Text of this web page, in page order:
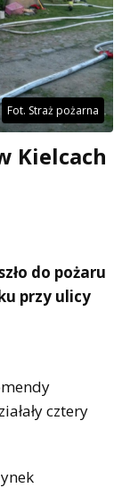
Fot. Straż pożarna
Kielcach
do pożaru
przy ulicy
cztery